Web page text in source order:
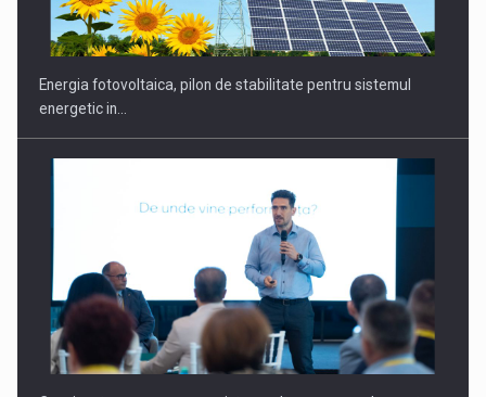
Energia fotovoltaica, pilon de stabilitate pentru sistemul
energetic in…